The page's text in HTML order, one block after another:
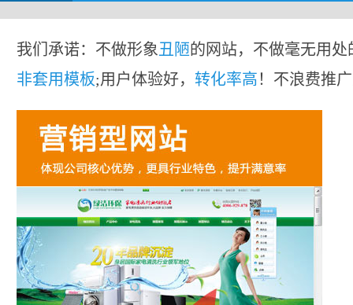
我们承诺：不做形象丑陋的网站，不做毫无用处
非套用模板;用户体验好， 转化率高！不浪费推